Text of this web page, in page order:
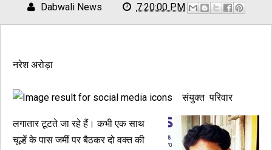
Dabwali News 7:20:00 PM
नरेश अरोड़ा
संयुक्त परिवार
लगातार टूटते जा रहे हैं। कभी एक साथ
चूल्हें के पास जमीं पर बैठकर दो वक्त की